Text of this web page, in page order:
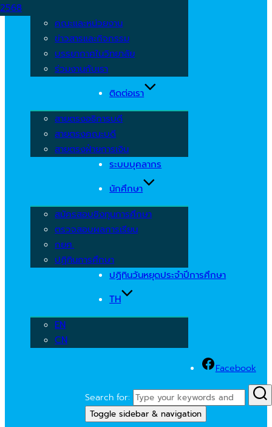
2568
คณะและหน่วยงาน
ข่าวสารและกิจกรรม
บรรยากาศในวิทยาลัย
ร่วมงานกับเรา
ติดต่อเรา
สายตรงอธิการบดี
สายตรงคณะบดี
สายตรงฝ่ายการเงิน
ระบบบุคลากร
นักศึกษา
สมัครสอบชิงทุนการศึกษา
ตรวจสอบผลการเรียน
กยศ.
ปฏิทินการศึกษา
ปฏิทินวันหยุดประจำปีการศึกษา
TH
EN
CN
Facebook
Search for:
Toggle sidebar & navigation